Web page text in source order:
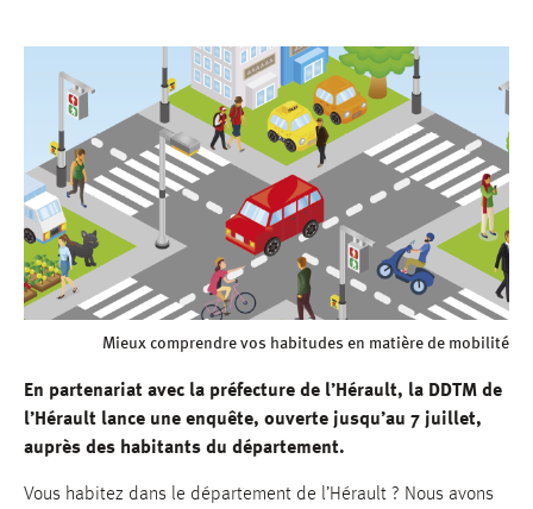
Mieux comprendre vos habitudes en matière de mobilité
En partenariat avec la préfecture de l’Hérault, la DDTM de
l’Hérault lance une enquête, ouverte jusqu’au 7 juillet,
auprès des habitants du département.
Vous habitez dans le département de l’Hérault ? Nous avons